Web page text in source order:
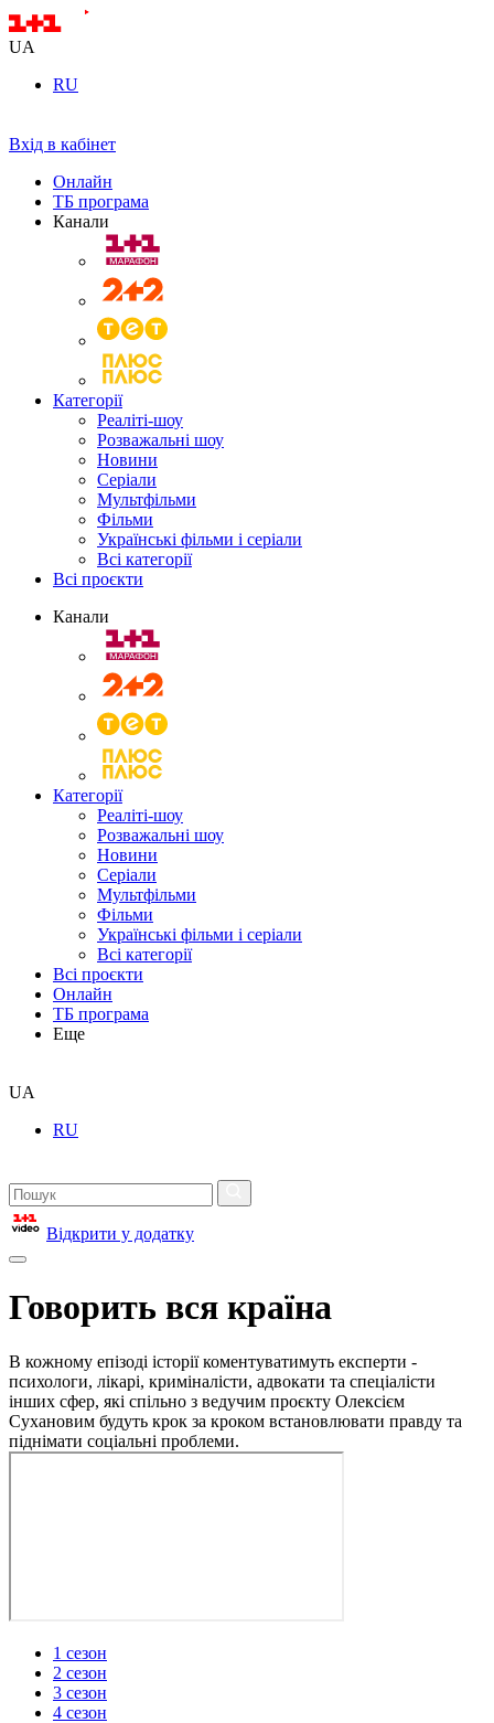
UA
RU
Вхід в кабінет
Онлайн
ТБ програма
Канали
Категорії
Реаліті-шоу
Розважальні шоу
Новини
Серіали
Мультфільми
Фільми
Українські фільми і серіали
Всі категорії
Всі проєкти
Канали
Категорії
Реаліті-шоу
Розважальні шоу
Новини
Серіали
Мультфільми
Фільми
Українські фільми і серіали
Всі категорії
Всі проєкти
Онлайн
ТБ програма
Еще
UA
RU
Відкрити у додатку
Говорить вся країна
В кожному епізоді історії коментуватимуть експерти -
психологи, лікарі, криміналісти, адвокати та спеціалісти
інших сфер, які спільно з ведучим проєкту Олексієм
Сухановим будуть крок за кроком встановлювати правду та
піднімати соціальні проблеми.
1 сезон
2 сезон
3 сезон
4 сезон